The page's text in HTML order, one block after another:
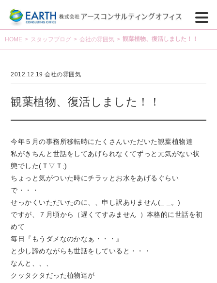
HOME > スタッフブログ > 会社の雰囲気 > 観葉植物、復活しました！！
2012.12.19会社の雰囲気
観葉植物、復活しました！！
今年５月の事務所移転時にたくさんいただいた観葉植物達
私がきちんと世話をしてあげられなくてずっと元気がない状
態でした(Ｔ▽Ｔ;)
ちょっと気がついた時にチラッとお水をあげるぐらい
で・・・
せっかくいただいたのに、、申し訳ありません(_ _。)
ですが、７月頃から（遅くてすみません
）本格的に世話を初
めて
毎日『もうダメなのかなぁ・・・』
と少し諦めながらも世話をしていると・・・
なんと、、、
クッタクタだった植物達が